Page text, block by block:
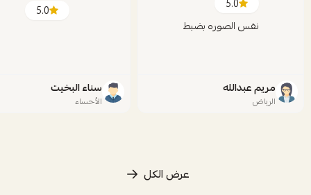
نفس الصوره بضبط
مريم عبدالله
الرياض
5.0
سناء البخيت
الأحساء
عرض الكل